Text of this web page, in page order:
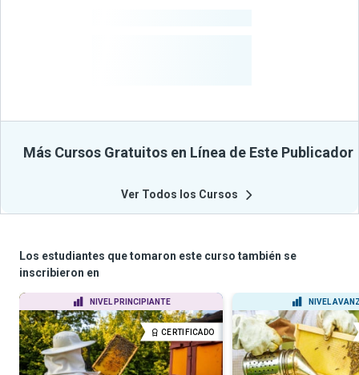
Más Cursos Gratuitos en Línea de Este Publicador
Ver Todos los Cursos
Los estudiantes que tomaron este curso también se
inscribieron en
NIVEL PRINCIPIANTE
CERTIFICADO
NIVEL